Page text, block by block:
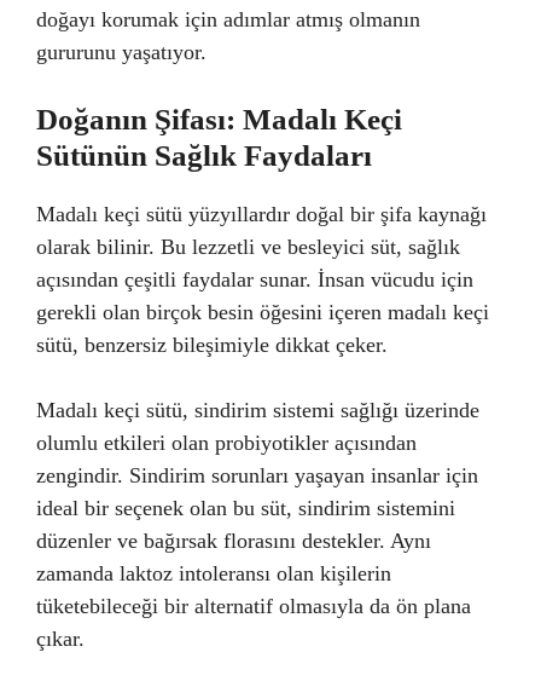
doğayı korumak için adımlar atmış olmanın
gururunu yaşatıyor.
Doğanın Şifası: Madalı Keçi
Sütünün Sağlık Faydaları
Madalı keçi sütü yüzyıllardır doğal bir şifa kaynağı
olarak bilinir. Bu lezzetli ve besleyici süt, sağlık
açısından çeşitli faydalar sunar. İnsan vücudu için
gerekli olan birçok besin öğesini içeren madalı keçi
sütü, benzersiz bileşimiyle dikkat çeker.
Madalı keçi sütü, sindirim sistemi sağlığı üzerinde
olumlu etkileri olan probiyotikler açısından
zengindir. Sindirim sorunları yaşayan insanlar için
ideal bir seçenek olan bu süt, sindirim sistemini
düzenler ve bağırsak florasını destekler. Aynı
zamanda laktoz intoleransı olan kişilerin
tüketebileceği bir alternatif olmasıyla da ön plana
çıkar.